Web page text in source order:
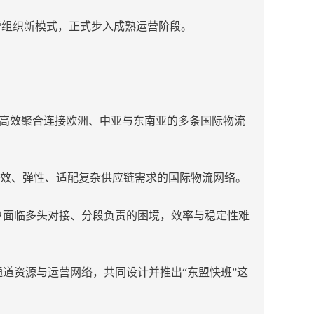
织新模式，正式步入成熟运营阶段。
效聚合连接欧洲、中亚与东南亚的多条国际物流
弹性、适配复杂供应链需求的国际物流网络。
临多头对接、分段负责的困境，效率与稳定性难
资源与运营网络，共同设计并推出“东盟快班”这